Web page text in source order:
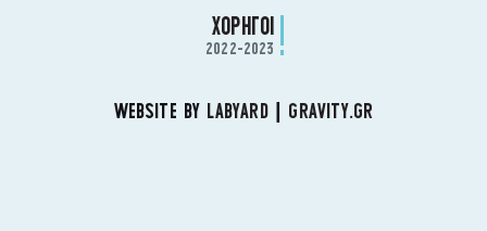
ΧΟΡΗΓΟΙ
2022-2023
WEBSITE BY LABYARD| GRAVITY.GR